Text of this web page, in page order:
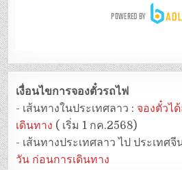
เงื่อนไขการจองตั๋วรถไฟ
- เส้นทางในประเทศลาว : จองตั๋วไ
เดินทาง ( เริ่ม 1 กค.2568)
- เส้นทางประเทศลาว ไป ประเทศจี
วัน ก่อนการเดินทาง